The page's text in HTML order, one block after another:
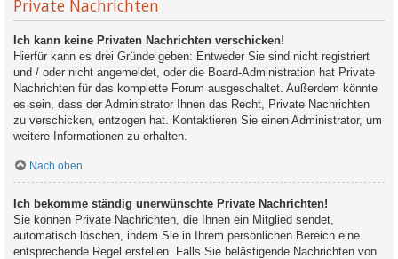
Private Nachrichten
Ich kann keine Privaten Nachrichten verschicken!
Hierfür kann es drei Gründe geben: Entweder Sie sind nicht registriert
und / oder nicht angemeldet, oder die Board-Administration hat Private
Nachrichten für das komplette Forum ausgeschaltet. Außerdem könnte
es sein, dass der Administrator Ihnen das Recht, Private Nachrichten
zu verschicken, entzogen hat. Kontaktieren Sie einen Administrator, um
weitere Informationen zu erhalten.
Nach oben
Ich bekomme ständig unerwünschte Private Nachrichten!
Sie können Private Nachrichten, die Ihnen ein Mitglied sendet,
automatisch löschen, indem Sie in Ihrem persönlichen Bereich eine
entsprechende Regel erstellen. Falls Sie belästigende Nachrichten von